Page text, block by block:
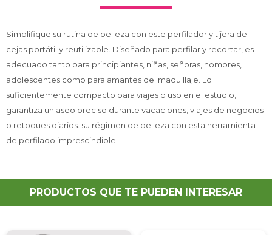
Simplifique su rutina de belleza con este perfilador y tijera de
cejas portátil y reutilizable. Diseñado para perfilar y recortar, es
adecuado tanto para principiantes, niñas, señoras, hombres,
adolescentes como para amantes del maquillaje. Lo
suficientemente compacto para viajes o uso en el estudio,
garantiza un aseo preciso durante vacaciones, viajes de negocios
o retoques diarios. su régimen de belleza con esta herramienta
de perfilado imprescindible.
PRODUCTOS QUE TE PUEDEN INTERESAR